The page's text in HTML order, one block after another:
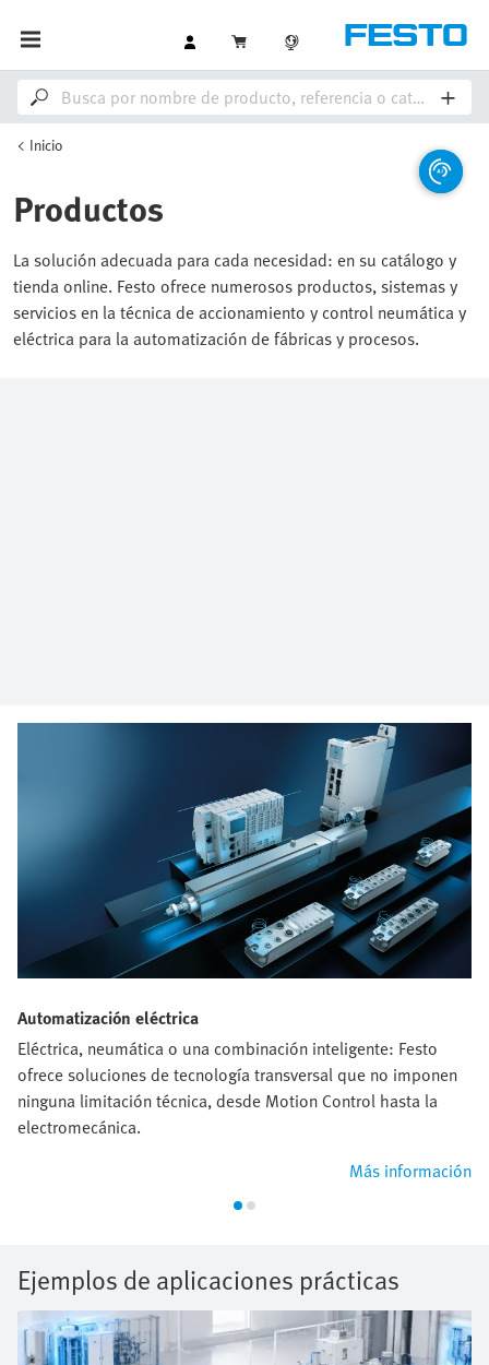
Inicio
Productos
La solución adecuada para cada necesidad: en su catálogo y
tienda online. Festo ofrece numerosos productos, sistemas y
servicios en la técnica de accionamiento y control neumática y
eléctrica para la automatización de fábricas y procesos.
Automatización eléctrica
Eléctrica, neumática o una combinación inteligente: Festo
ofrece soluciones de tecnología transversal que no imponen
ninguna limitación técnica, desde Motion Control hasta la
electromecánica.
Más información
Ejemplos de aplicaciones prácticas